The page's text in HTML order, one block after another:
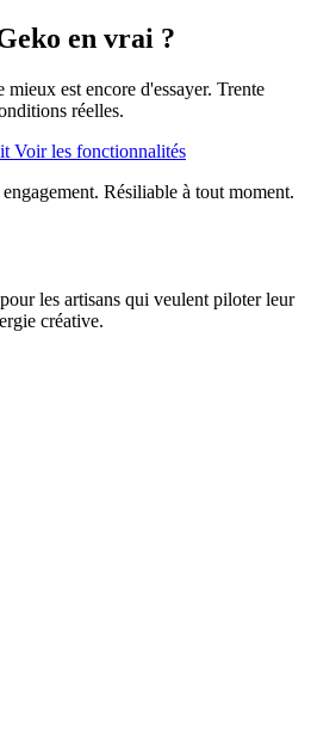
en vrai ?
est encore d'essayer. Trente
réelles.
Voir les fonctionnalités
Résiliable à tout moment.
les artisans qui veulent piloter leur
créative.